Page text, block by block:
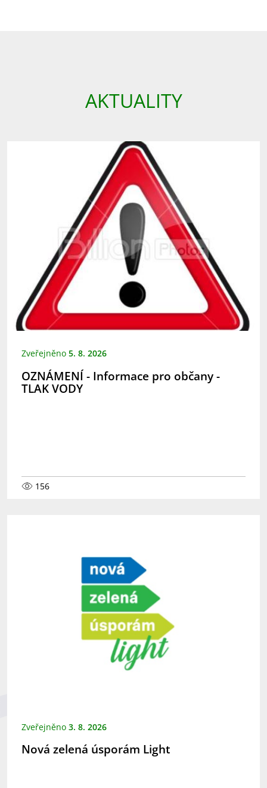
AKTUALITY
Zveřejněno 5. 8. 2026
OZNÁMENÍ - Informace pro občany -
TLAK VODY
156
Zveřejněno 3. 8. 2026
Nová zelená úsporám Light